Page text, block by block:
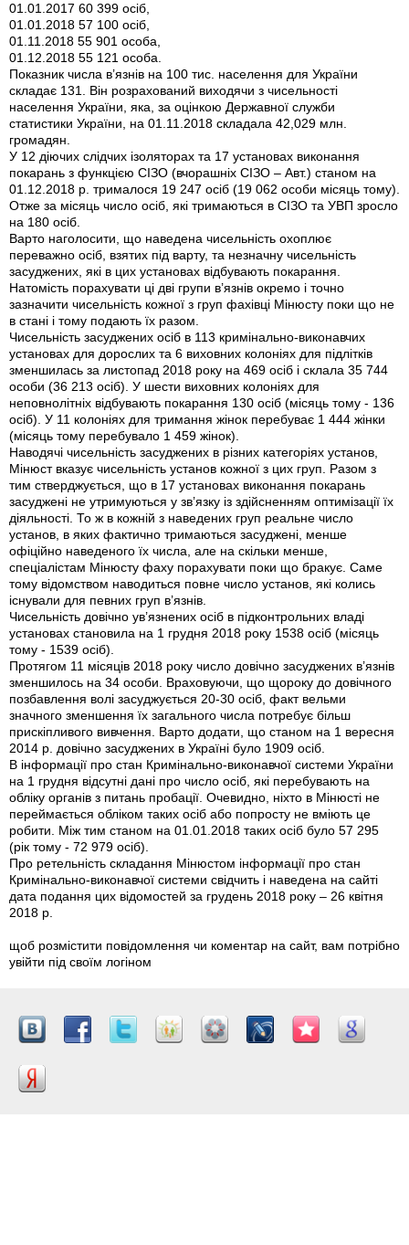
01.01.2017 60 399 осіб,
01.01.2018 57 100 осіб,
01.11.2018 55 901 особа,
01.12.2018 55 121 особа.
Показник числа в’язнів на 100 тис. населення для України
складає 131. Він розрахований виходячи з чисельності
населення України, яка, за оцінкою Державної служби
статистики України, на 01.11.2018 складала 42,029 млн.
громадян.
У 12 діючих слідчих ізоляторах та 17 установах виконання
покарань з функцією СІЗО (вчорашніх СІЗО – Авт.) станом на
01.12.2018 р. трималося 19 247 осіб (19 062 особи місяць тому).
Отже за місяць число осіб, які тримаються в СІЗО та УВП зросло
на 180 осіб.
Варто наголосити, що наведена чисельність охоплює
переважно осіб, взятих під варту, та незначну чисельність
засуджених, які в цих установах відбувають покарання.
Натомість порахувати ці дві групи в’язнів окремо і точно
зазначити чисельність кожної з груп фахівці Мінюсту поки що не
в стані і тому подають їх разом.
Чисельність засуджених осіб в 113 кримінально-виконавчих
установах для дорослих та 6 виховних колоніях для підлітків
зменшилась за листопад 2018 року на 469 осіб і склала 35 744
особи (36 213 осіб). У шести виховних колоніях для
неповнолітніх відбувають покарання 130 осіб (місяць тому - 136
осіб). У 11 колоніях для тримання жінок перебуває 1 444 жінки
(місяць тому перебувало 1 459 жінок).
Наводячі чисельність засуджених в різних категоріях установ,
Мінюст вказує чисельність установ кожної з цих груп. Разом з
тим стверджується, що в 17 установах виконання покарань
засуджені не утримуються у зв’язку із здійсненням оптимізації їх
діяльності. То ж в кожній з наведених груп реальне число
установ, в яких фактично тримаються засуджені, менше
офіційно наведеного їх числа, але на скільки менше,
спеціалістам Мінюсту фаху порахувати поки що бракує. Саме
тому відомством наводиться повне число установ, які колись
існували для певних груп в’язнів.
Чисельність довічно ув’язнених осіб в підконтрольних владі
установах становила на 1 грудня 2018 року 1538 осіб (місяць
тому - 1539 осіб).
Протягом 11 місяців 2018 року число довічно засуджених в’язнів
зменшилось на 34 особи. Враховуючи, що щороку до довічного
позбавлення волі засуджується 20-30 осіб, факт вельми
значного зменшення їх загального числа потребує більш
прискіпливого вивчення. Варто додати, що станом на 1 вересня
2014 р. довічно засуджених в Україні було 1909 осіб.
В інформації про стан Кримінально-виконавчої системи України
на 1 грудня відсутні дані про число осіб, які перебувають на
обліку органів з питань пробації. Очевидно, ніхто в Мінюсті не
переймається обліком таких осіб або попросту не вміють це
робити. Між тим станом на 01.01.2018 таких осіб було 57 295
(рік тому - 72 979 осіб).
Про ретельність складання Мінюстом інформації про стан
Кримінально-виконавчої системи свідчить і наведена на сайті
дата подання цих відомостей за грудень 2018 року – 26 квітня
2018 р.
щоб розмістити повідомлення чи коментар на сайт, вам потрібно
увійти під своїм логіном